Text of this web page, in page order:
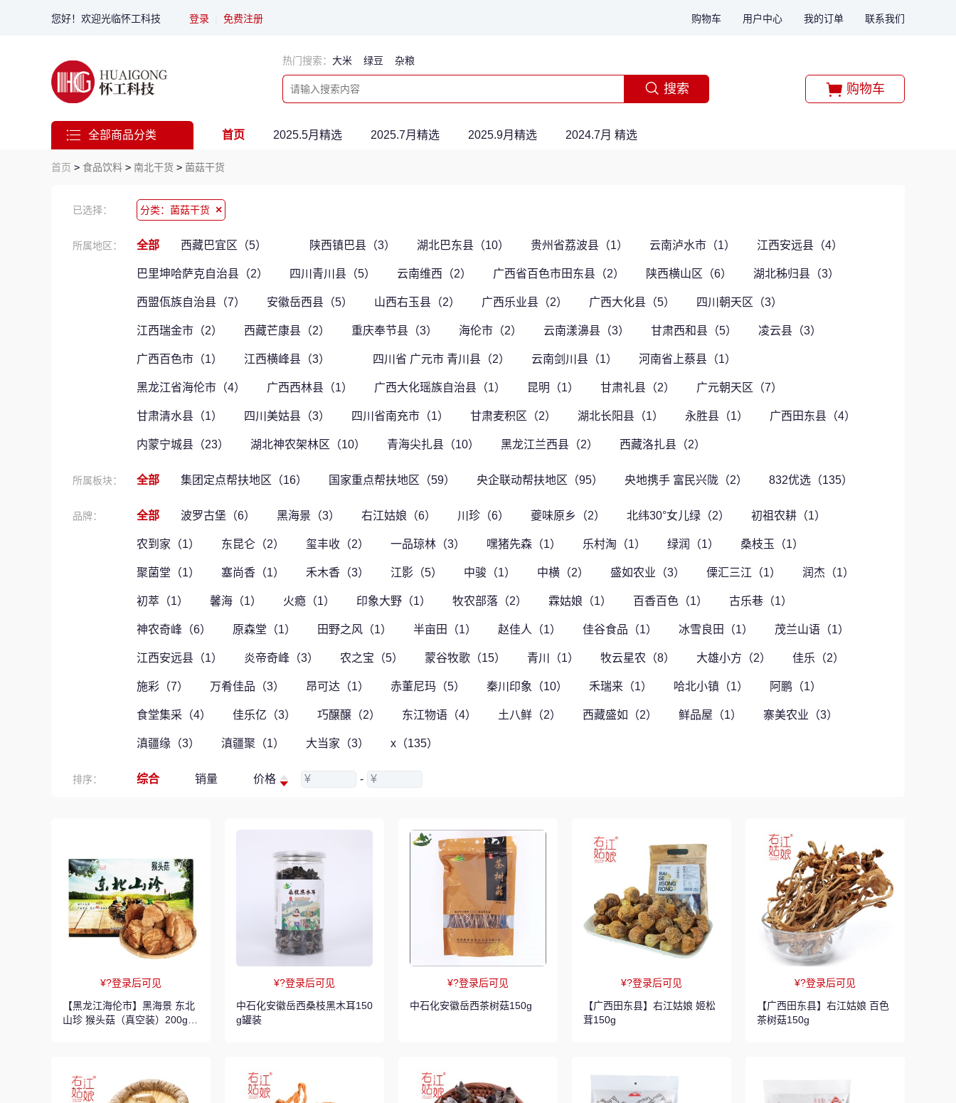
您好！欢迎光临怀工科技 登录 免费注册 购物车 用户中心 我的订单 联系我们
热门搜索： 大米 绿豆 杂粮
搜索 购物车
全部商品分类 首页 2025.5月精选 2025.7月精选 2025.9月精选 2024.7月 精选
首页 > 食品饮料 > 南北干货 > 菌菇干货
已选择： 分类：菌菇干货 ×
所属地区： 全部 西藏巴宜区（5） 陕西镇巴县（3） 湖北巴东县（10） 贵州省荔波县（1） 云南泸水市（1） 江西安远县（4）
巴里坤哈萨克自治县（2） 四川青川县（5） 云南维西（2） 广西省百色市田东县（2） 陕西横山区（6） 湖北秭归县（3）
西盟佤族自治县（7） 安徽岳西县（5） 山西右玉县（2） 广西乐业县（2） 广西大化县（5） 四川朝天区（3）
江西瑞金市（2） 西藏芒康县（2） 重庆奉节县（3） 海伦市（2） 云南漾濞县（3） 甘肃西和县（5） 凌云县（3）
广西百色市（1） 江西横峰县（3） 四川省 广元市 青川县（2） 云南剑川县（1） 河南省上蔡县（1）
黑龙江省海伦市（4） 广西西林县（1） 广西大化瑶族自治县（1） 昆明（1） 甘肃礼县（2） 广元朝天区（7）
甘肃清水县（1） 四川美姑县（3） 四川省南充市（1） 甘肃麦积区（2） 湖北长阳县（1） 永胜县（1） 广西田东县（4）
内蒙宁城县（23） 湖北神农架林区（10） 青海尖扎县（10） 黑龙江兰西县（2） 西藏洛扎县（2）
所属板块： 全部 集团定点帮扶地区（16） 国家重点帮扶地区（59） 央企联动帮扶地区（95） 央地携手 富民兴陇（2） 832优选（135）
品牌： 全部 波罗古堡（6） 黑海景（3） 右江姑娘（6） 川珍（6） 夔味原乡（2） 北纬30°女儿绿（2） 初祖农耕（1）
农到家（1） 东昆仑（2） 玺丰收（2） 一品琼林（3） 嘿猪先森（1） 乐村淘（1） 绿润（1） 桑枝玉（1）
聚菌堂（1） 塞尚香（1） 禾木香（3） 江影（5） 中骏（1） 中横（2） 盛如农业（3） 傈汇三江（1） 润杰（1）
初萃（1） 馨海（1） 火瘾（1） 印象大野（1） 牧农部落（2） 霖姑娘（1） 百香百色（1） 古乐巷（1）
神农奇峰（6） 原森堂（1） 田野之风（1） 半亩田（1） 赵佳人（1） 佳谷食品（1） 冰雪良田（1） 茂兰山语（1）
江西安远县（1） 炎帝奇峰（3） 农之宝（5） 蒙谷牧歌（15） 青川（1） 牧云星农（8） 大雄小方（2） 佳乐（2）
施彩（7） 万肴佳品（3） 昂可达（1） 赤董尼玛（5） 秦川印象（10） 禾瑞来（1） 哈北小镇（1） 阿鹏（1）
食堂集采（4） 佳乐亿（3） 巧醸醸（2） 东江物语（4） 土八鲜（2） 西藏盛如（2） 鲜品屋（1） 寨美农业（3）
滇疆缘（3） 滇疆聚（1） 大当家（3） x（135）
排序： 综合 销量 价格 ¥ - ¥
¥?登录后可见
【黑龙江海伦市】黑海景 东北
山珍 猴头菇（真空装）200g/
¥?登录后可见
中石化安徽岳西桑枝黑木耳150
g罐装
¥?登录后可见
中石化安徽岳西茶树菇150g
¥?登录后可见
【广西田东县】右江姑娘 姬松
茸150g
¥?登录后可见
【广西田东县】右江姑娘 百色
茶树菇150g